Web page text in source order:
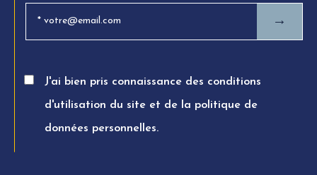
→
J'ai bien pris connaissance des conditions
d'utilisation du site et de la politique de
données personnelles.